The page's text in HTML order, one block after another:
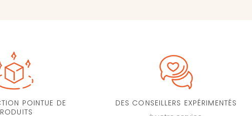
POINTUE DE
DES CONSEILLERS EXPÉRIMENTÉS